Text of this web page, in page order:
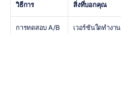
วิธีการ สิ่งที่บอกคุณ
การทดสอบ A/B
เวอร์ชันใดทำงาน